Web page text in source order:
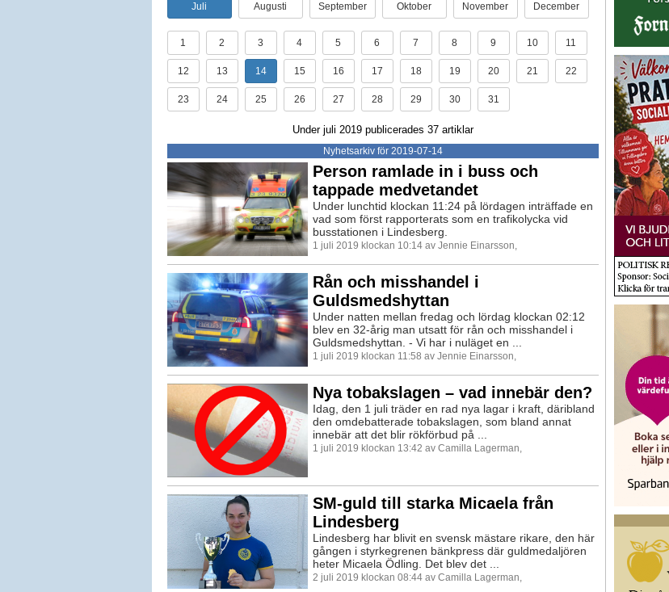
Juli Augusti September Oktober November December
1 2 3 4 5 6 7 8 9 10 11
12 13 14 15 16 17 18 19 20 21 22
23 24 25 26 27 28 29 30 31
Under juli 2019 publicerades 37 artiklar
Nyhetsarkiv för 2019-07-14
Person ramlade in i buss och
tappade medvetandet
Under lunchtid klockan 11:24 på lördagen inträffade en
vad som först rapporterats som en trafikolycka vid
busstationen i Lindesberg.
1 juli 2019 klockan 10:14 av Jennie Einarsson,
Rån och misshandel i
Guldsmedshyttan
Under natten mellan fredag och lördag klockan 02:12
blev en 32-årig man utsatt för rån och misshandel i
Guldsmedshyttan. - Vi har i nuläget en ...
1 juli 2019 klockan 11:58 av Jennie Einarsson,
Nya tobakslagen – vad innebär den?
Idag, den 1 juli träder en rad nya lagar i kraft, däribland
den omdebatterade tobakslagen, som bland annat
innebär att det blir rökförbud på ...
1 juli 2019 klockan 13:42 av Camilla Lagerman,
SM-guld till starka Micaela från
Lindesberg
Lindesberg har blivit en svensk mästare rikare, den här
gången i styrkegrenen bänkpress där guldmedaljören
heter Micaela Ödling. Det blev det ...
2 juli 2019 klockan 08:44 av Camilla Lagerman,